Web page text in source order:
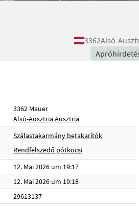
3362Alsó-
3362 Mauer
Alsó-Ausztria Ausztria
Szálastakarmány betakarítók
Rendfelszedő pótkocsi
12. Mai 2026 um 19:17
12. Mai 2026 um 19:18
29613137